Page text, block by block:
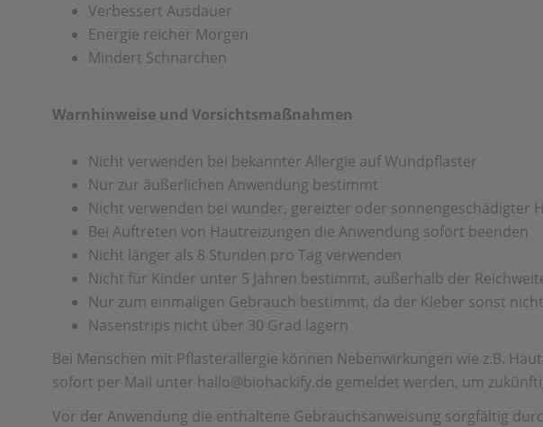
Verbessert Ausdauer
Energie reicher Morgen
Mindert Schnarchen
Warnhinweise und Vorsichtsmaßnahmen
Nicht verwenden bei bekannter Allergie auf Wundpflaster
Nur zur äußerlichen Anwendung bestimmt
Nicht verwenden bei wunder, gereizter oder sonnengeschädigter
Bei Auftreten von Hautreizungen die Anwendung sofort beenden
Nicht länger als 8 Stunden pro Tag verwenden
Nicht für Kinder unter 5 Jahren bestimmt, außerhalb der
Nur zum einmaligen Gebrauch bestimmt, da der Kleber sonst
Nasenstrips nicht über 30 Grad lagern
Bei Menschen mit Pflasterallergie können Nebenwirkungen wie z.B.
sofort per Mail unter hallo@biohackify.de gemeldet werden, um
Vor der Anwendung die enthaltene Gebrauchsanweisung sorgfältig